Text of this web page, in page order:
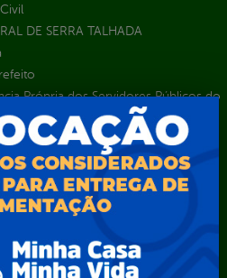
DE SERRA TALHADA
Própria dos Servidores Públicos do
IPPS
Município
Social e Audiovisual
Econômico e Turismo
Pública e Energia Elétrica
da Mulher – SEMU
de Administração – SAD